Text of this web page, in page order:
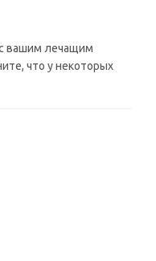
вашим лечащим
что у некоторых